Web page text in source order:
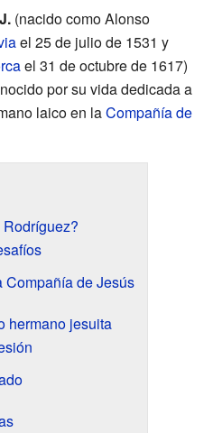
(nacido como Alonso
el 25 de julio de 1531 y
el 31 de octubre de 1617)
por su vida dedicada a
laico en laCompañía de
Compañía de Jesús
hermano jesuita